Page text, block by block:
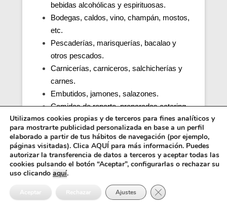
bebidas alcohólicas y espirituosas.
Bodegas, caldos, vino, champán, mostos,
etc.
Pescaderías, marisquerías, bacalao y
otros pescados.
Carnicerías, carniceros, salchicherías y
carnes.
Embutidos, jamones, salazones.
Comidas de reparto, preparadas catering.
Productos de café.
Cocinas de colegios, comedores
escolares, guarderías, parvularios.
Cocinas y comedores de residencias de
ancianos (tercera edad).
penitenciarias.
Utilizamos cookies propias y de terceros para fines analíticos y
para mostrarte publicidad personalizada en base a un perfil
elaborado a partir de tus hábitos de navegación (por ejemplo,
páginas visitadas). Clica AQUÍ para más información. Puedes
autorizar la transferencia de datos a terceros y aceptar todas las
cookies pulsando el botón “Aceptar”, configurarlas o rechazar su
uso clicando aquí.
Aceptar Rechazar Ajustes Cerrar el banner de